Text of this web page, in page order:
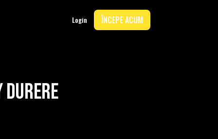
Login ÎNCEPE ACUM